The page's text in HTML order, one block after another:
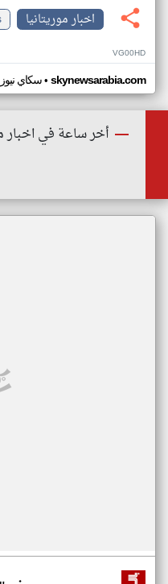
اخبار موريتانيا
VG00HD
سكاي• skynewsarabia.com
أخر ساعة في اخبار